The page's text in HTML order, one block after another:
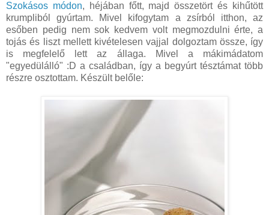
Szokásos módon, héjában főtt, majd összetört és kihűtött
krumpliból gyúrtam. Mivel kifogytam a zsírból itthon, az
esőben pedig nem sok kedvem volt megmozdulni érte, a
tojás és liszt mellett kivételesen vajjal dolgoztam össze, így
is megfelelő lett az állaga. Mivel a mákimádatom
"egyedülálló" :D a családban, így a begyúrt tésztámat több
részre osztottam. Készült belőle: